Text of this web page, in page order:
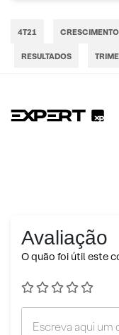
4T21 CRESCIMENTO
RESULTADOS
Avaliação
O quão foi útil este